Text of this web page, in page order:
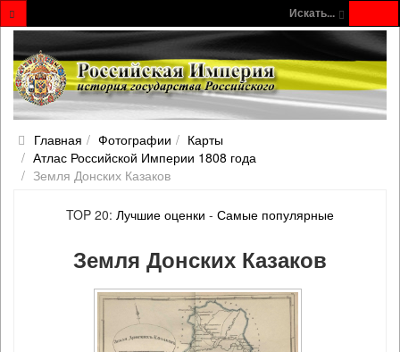
Искать...
Главная Фотографии
Карты
Атлас Российской Империи 1808 года
Земля Донских Казаков
TOP 20: Лучшие оценки - Самые популярные
Земля Донских Казаков